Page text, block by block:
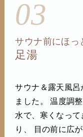
03
サウナ前にほっ
足湯
サウナ＆露天風呂
ました。 温度調
水で、寒くなっ
り、 目の前に広